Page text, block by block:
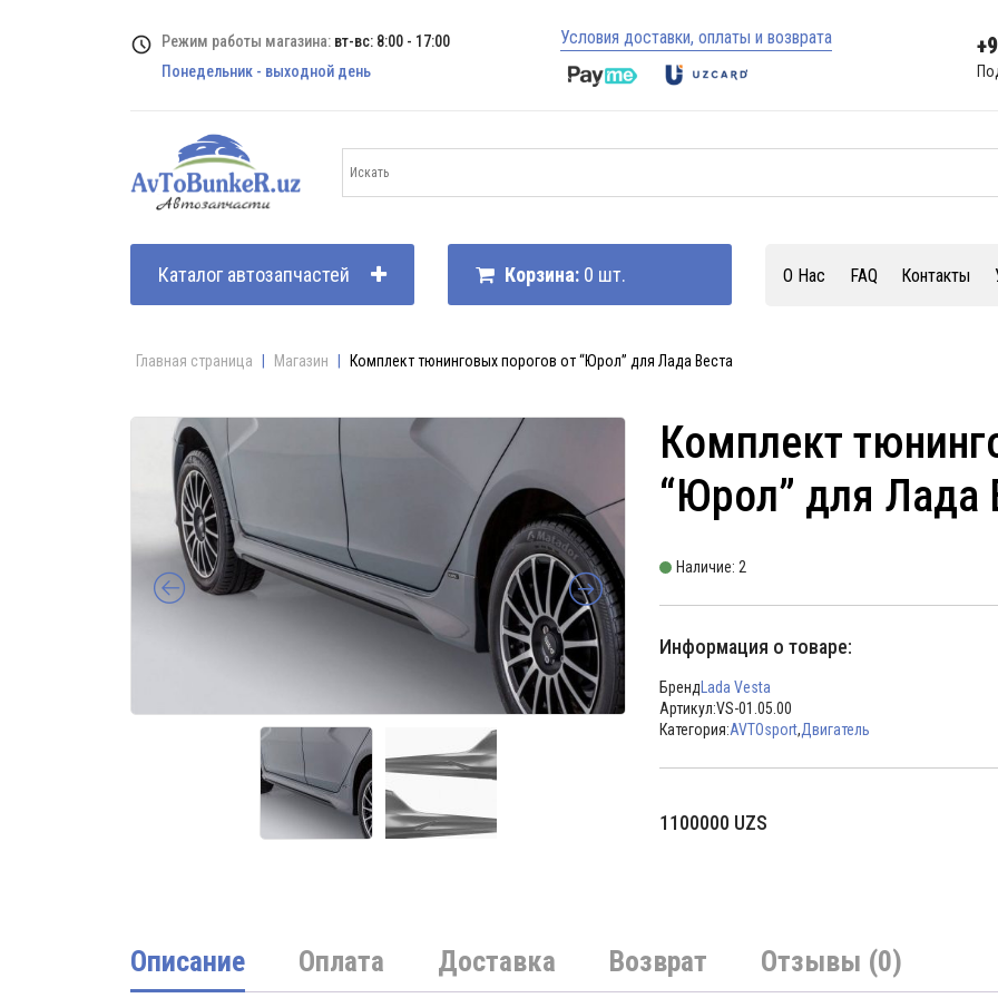
Режим работы магазина: вт-вс: 8:00 - 17:00
Понедельник - выходной день
Условия доставки, оплаты и возврата
Каталог автозапчастей Корзина: 0 шт. О Нас FAQ Контакты
Главная страница Магазин Комплект тюнинговых порогов от “Юрол” для Лада Веста
Комплект
“Юрол” для Лада
Наличие: 2
Информация о товаре:
Бренд Lada Vesta
Артикул:VS-01.05.00
Категория:AVTOsport,Двигатель
1100000 UZS
Описание Оплата Доставка Возврат Отзывы (0)